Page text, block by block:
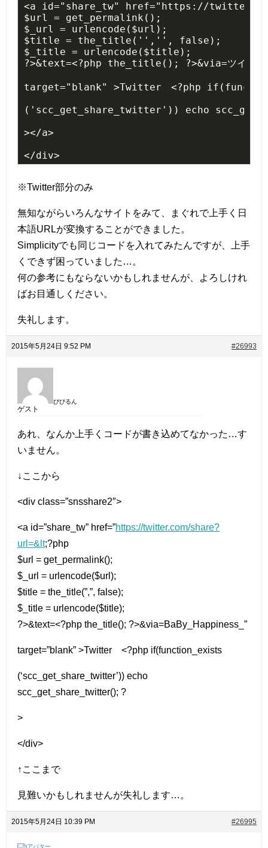
<a id="share_tw" href="https://
$url = get_permalink();
$_url = urlencode($url);
$title = the_title('','', false);
$_title = urlencode($title);
?>&text=<?php the_title(); ?>&via=ツイッタ
target="blank" >Twitter　<?php
('scc_get_share_twitter')) echo
></a>
</div>
※Twitter部分のみ
無知ながらいろんなサイトをみて、まぐれで上手く日
本語URLが変換することができました。
Simplicityでも同じコードを入れてみたんですが、上手
くできず困っていました…。
何の参考にもならないかもしれませんが、よろしけれ
ばお目通しください。
失礼します。
2015年5月24日 9:52 PM #26993
ぴぴるん
ゲスト
あれ、なんか上手くコードが書き込めてなかった…す
いません。
↓ここから
<div class=”snsshare2″>
<a id=”share_tw” href=”https://twitter.com/share?
url=&lt;?php
$url = get_permalink();
$_url = urlencode($url);
$title = the_title(”,”, false);
$_title = urlencode($title);
?>&text=<?php the_title(); ?>&via=BaBy_Happiness_”
target=”blank” >Twitter <?php if(function_exists
(‘scc_get_share_twitter’)) echo
scc_get_share_twitter(); ?
>
</div>
↑ここまで
見難いかもしれませんが失礼します…。
2015年5月24日 10:39 PM #26995